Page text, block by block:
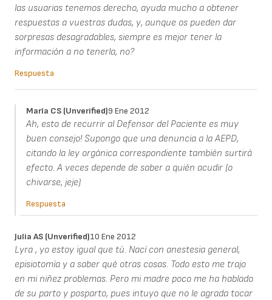
las usuarias tenemos derecho, ayuda mucho a obtener
respuestas a vuestras dudas, y, aunque os pueden dar
sorpresas desagradables, siempre es mejor tener la
información a no tenerla, no?
Respuesta
María CS (unverified)9 Ene 2012
Ah, esto de recurrir al Defensor del Paciente es muy
buen consejo! Supongo que una denuncia a la AEPD,
citando la ley orgánica correspondiente también surtirá
efecto. A veces depende de saber a quién acudir (o
chivarse, jeje)
Respuesta
Julia AS (unverified)10 Ene 2012
Lyra , yo estoy igual que tú. Nací con anestesia general,
episiotomía y a saber qué otras cosas. Todo esto me trajo
en mi niñez problemas. Pero mi madre poco me ha hablado
de su parto y posparto, pues intuyo que no le agrada tocar